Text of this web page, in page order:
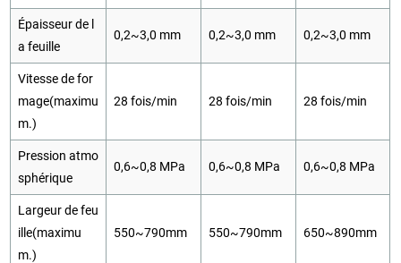
Épaisseur de l
a feuille
0,2~3,0 mm 0,2~3,0 mm 0,2~3,0 mm
Vitesse de for
mage(maximu
m.)
28 fois/min 28 fois/min 28 fois/min
Pression atmo
sphérique
0,6~0,8 MPa 0,6~0,8 MPa 0,6~0,8 MPa
Largeur de feu
ille(maximu
m.)
550~790mm 550~790mm 650~890mm